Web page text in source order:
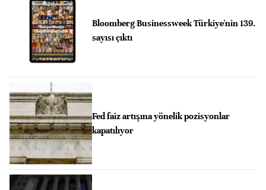
Bloomberg Businessweek Türkiye'nin 139.
sayısı çıktı
Fed faiz artışına yönelik pozisyonlar
kapatılıyor